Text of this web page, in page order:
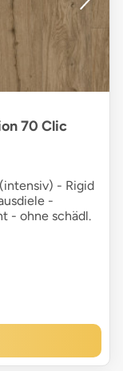
70 Clic
- Rigid
-
- ohne schädl.